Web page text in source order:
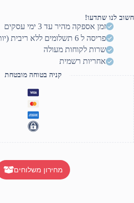
מעמד
חשוב לנו שתדעו!
זמן אספקה מהיר עד 3 ימי עסקים
פריסה ל 6 תשלומים ללא ריבית (יותר? דברו איתנו)
שרות לקוחות מעולה
אחריות רשמית
קניה בטוחה מובטחת
מחירון משלוחים